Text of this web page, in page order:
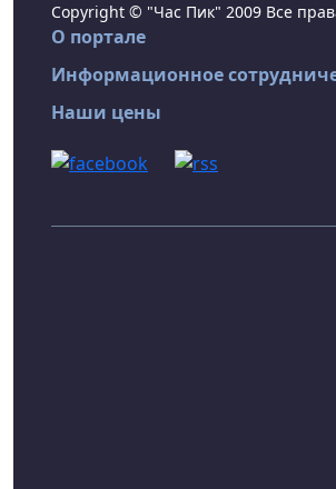
Copyright © "Час Пик" 2009 Все
О портале
Информационное
Наши цены